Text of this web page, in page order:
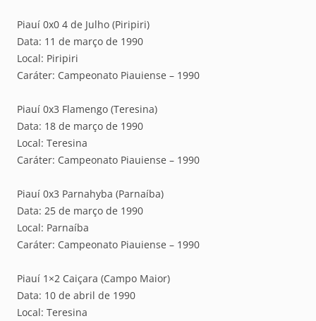
Piauí 0x0 4 de Julho (Piripiri)
Data: 11 de março de 1990
Local: Piripiri
Caráter: Campeonato Piauiense – 1990
Piauí 0x3 Flamengo (Teresina)
Data: 18 de março de 1990
Local: Teresina
Caráter: Campeonato Piauiense – 1990
Piauí 0x3 Parnahyba (Parnaíba)
Data: 25 de março de 1990
Local: Parnaíba
Caráter: Campeonato Piauiense – 1990
Piauí 1×2 Caiçara (Campo Maior)
Data: 10 de abril de 1990
Local: Teresina